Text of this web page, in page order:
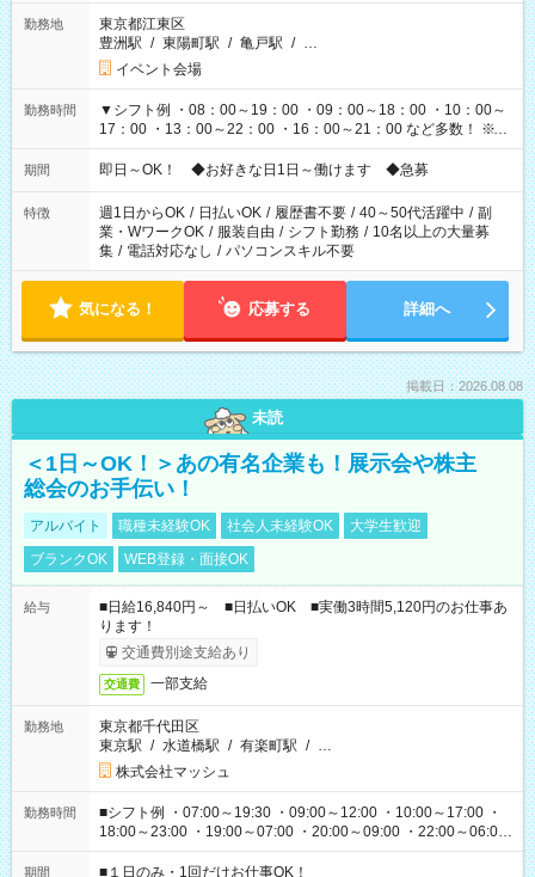
勤務地
東京都江東区
豊洲駅 / 東陽町駅 / 亀戸駅 / …
イベント会場
勤務時間
▼シフト例 ・08：00～19：00 ・09：00～18：00 ・10：00～
17：00 ・13：00～22：00 ・16：00～21：00 など多数！ ※お
仕事により勤務時間が異なります
期間 即日～OK！ ◆お好きな日1日～働けます ◆急募
特徴 週1日からOK / 日払いOK / 履歴書不要 / 40～50代活躍中 / 副
業・WワークOK / 服装自由 / シフト勤務 / 10名以上の大量募
集 / 電話対応なし / パソコンスキル不要
気になる！ 応募する 詳細へ
掲載日：2026.08.08
未読
＜1日～OK！＞あの有名企業も！展示会や株主
総会のお手伝い！
アルバイト 職種未経験OK 社会人未経験OK
大学生歓迎
ブランクOK
WEB登録・面接OK
給与
■日給16,840円～ ■日払いOK ■実働3時間5,120円のお仕事あ
ります！
交通費別途支給あり
交通費 一部支給
勤務地
東京都千代田区
東京駅 / 水道橋駅 / 有楽町駅 / …
株式会社マッシュ
勤務時間
■シフト例 ・07:00～19:30 ・09:00～12:00 ・10:00～17:00 ・
18:00～23:00 ・19:00～07:00 ・20:00～09:00 ・22:00～06:00
etc ★最短で3時間で5,120円のお仕事から 15時間で2万円近く稼
げるお仕事も！ ご希望のお時間に合わせてご紹介！ ※シフトは
期間 ■１日のみ・1回だけお仕事OK！